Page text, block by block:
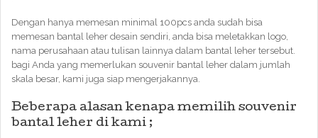
Dengan hanya memesan minimal 100pcs anda sudah bisa
memesan bantal leher desain sendiri, anda bisa meletakkan logo,
nama perusahaan atau tulisan lainnya dalam bantal leher tersebut.
bagi Anda yang memerlukan souvenir bantal leher dalam jumlah
skala besar, kami juga siap mengerjakannya.
Beberapa alasan kenapa memilih souvenir
bantal leher di kami ;